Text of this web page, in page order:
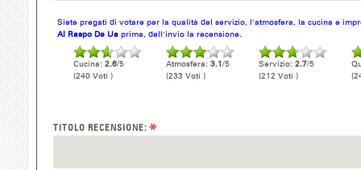
Siete pregati di votare per la qualità del servizio, l'atmosfera, la cucina e
Al Raspo De Ua prima, dell'invio la recensione.
Cucina: 2.6/5
(240 Voti )
Atmosfera: 3.1/5
(233 Voti )
Servizio: 2.7/5
(212 Voti )
TITOLO RECENSIONE: *